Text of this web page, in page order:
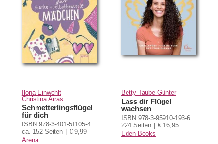
Ilona Einwohlt
Christina Arras
Schmetterlingsflügel
für dich
ISBN 978-3-401-51105-4
ca. 152 Seiten
€ 9,99
Arena
Betty Taube-Günter
Lass dir Flügel
wachsen
ISBN 978-3-95910-193-6
224 Seiten
€ 16,95
Eden Books